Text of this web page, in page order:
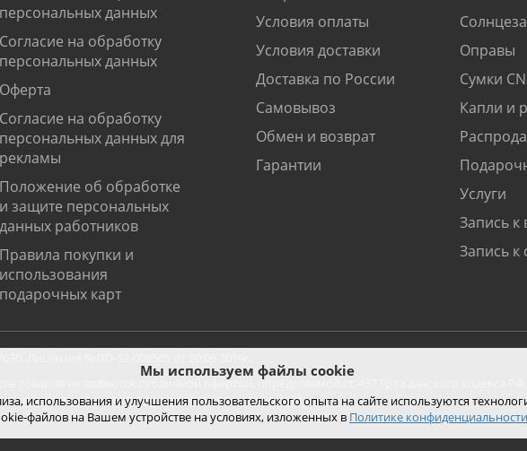
персональных данных
Согласие на обработку
персональных данных
Оферта
Согласие на обработку
персональных данных для
рекламы
Положение об обработке
и защите персональных
данных работников
Правила покупки и
использования
подарочных карт
Условия оплаты
Условия доставки
Доставка по России
Самовывоз
Обмен и возврат
Гарантии
Оправы
Сумки
Капли и
Услуги
Запись к
Запись к
товаров не являются публичной офертой, определяемой ст. 437 Гражданского кодекса РФ.
и действуют только при покупке с помощью сайта.
Мы используем файлы cookie
использования и улучшения пользовательского опыта на сайте используются
файлов на Вашем устройстве на условиях, изложенных в Политике конфиденциальности